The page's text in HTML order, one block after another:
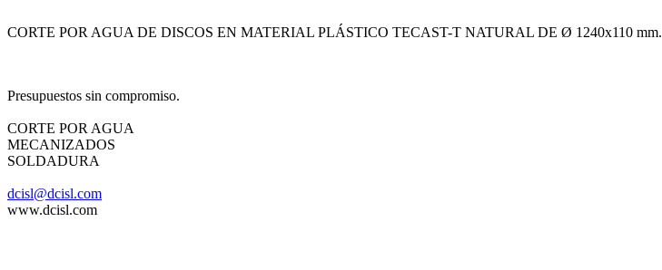
CORTE POR AGUA DE DISCOS EN MATERIAL PLÁSTICO TECAST-T NATURAL DE Ø 1240x110 mm.
Presupuestos sin compromiso.
CORTE POR AGUA
MECANIZADOS
SOLDADURA
dcisl@dcisl.com
www.dcisl.com